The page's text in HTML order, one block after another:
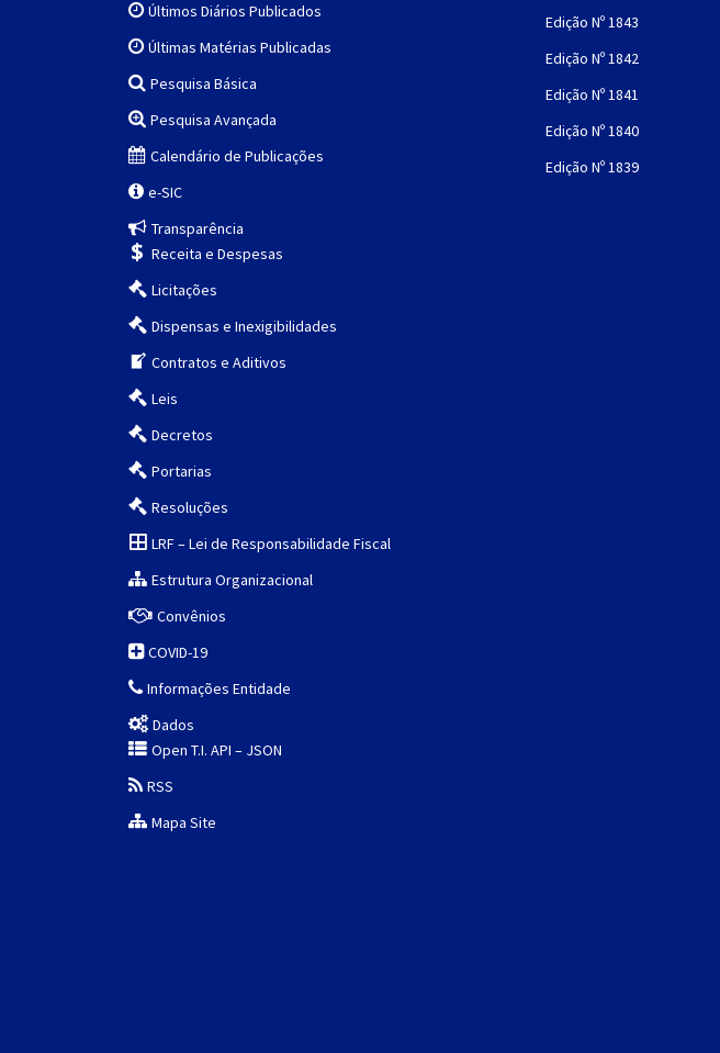
Últimos Diários Publicados
Últimas Matérias Publicadas
Pesquisa Básica
Pesquisa Avançada
Calendário de Publicações
e-SIC
Transparência
Receita e Despesas
Licitações
Dispensas e Inexigibilidades
Contratos e Aditivos
Leis
Decretos
Portarias
Resoluções
LRF – Lei de Responsabilidade Fiscal
Estrutura Organizacional
Convênios
COVID-19
Informações Entidade
Dados
Open T.I. API – JSON
RSS
Mapa Site
Edição Nº 1843
Edição Nº 1842
Edição Nº 1841
Edição Nº 1840
Edição Nº 1839